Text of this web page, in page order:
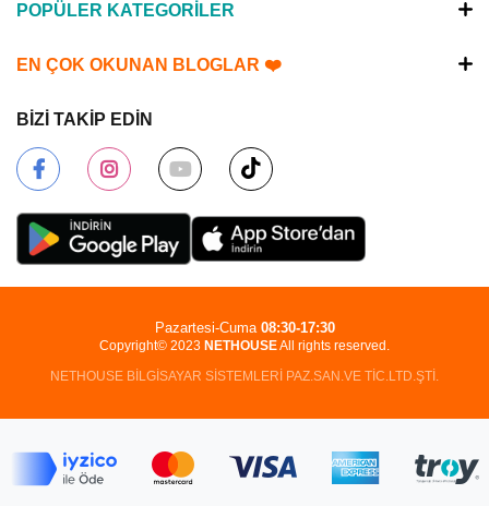
POPÜLER KATEGORİLER
EN ÇOK OKUNAN BLOGLAR ❤️
BİZİ TAKİP EDİN
Copyright© 2023 NETHOUSEAll rights reserved.
NETHOUSE BİLGİSAYAR SİSTEMLERİ PAZ.SAN.VE TİC.LTD.ŞTİ.
Pazartesi-Cuma 08:30-17:30